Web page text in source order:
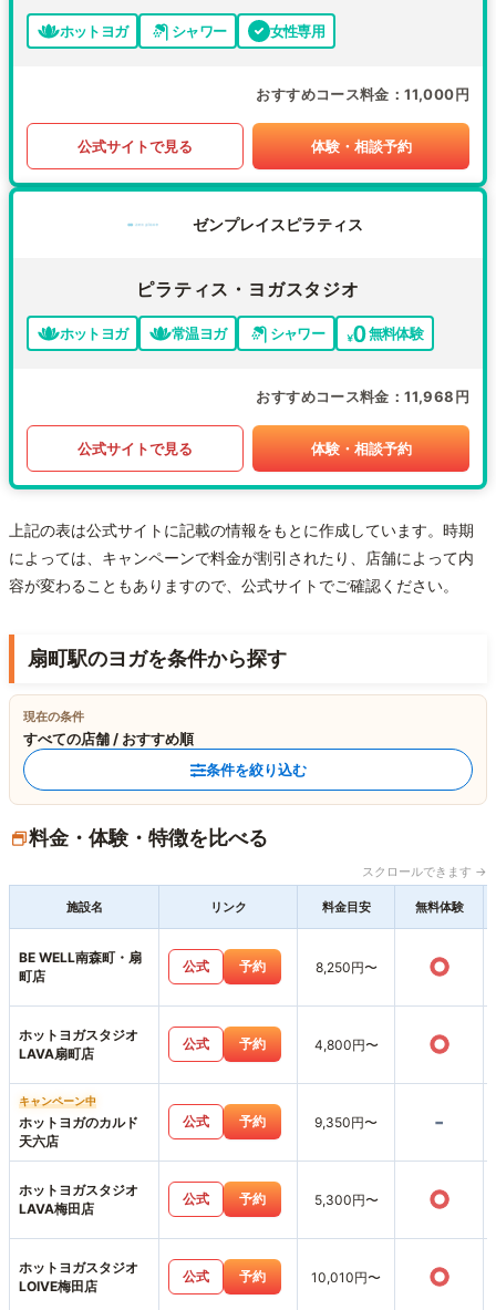
ホットヨガ シャワー 女性専用
おすすめコース料金 11,000円
公式サイトで見る 体験・相談予約
ゼンプレイスピラティス
ピラティス・ヨガスタジオ
ホットヨガ 常温ヨガ シャワー 無料体験
おすすめコース料金 11,968円
公式サイトで見る 体験・相談予約
上記の表は公式サイトに記載の情報をもとに作成しています。時期
によっては、キャンペーンで料金が割引されたり、店舗によって内
容が変わることもありますので、公式サイトでご確認ください。
扇町駅のヨガを条件から探す
現在の条件
すべての店舗 / おすすめ順
条件を絞り込む
料金・体験・特徴を比べる
スクロールできます →
施設名 リンク 料金目安 無料体験
BE WELL南森町・扇
町店
公式 予約 8,250円〜 ○
ホットヨガスタジオ
LAVA扇町店
公式 予約 4,800円〜 ○
キャンペーン中
ホットヨガのカルド
天六店
公式 予約 9,350円〜 -
ホットヨガスタジオ
LAVA梅田店
公式 予約 5,300円〜 ○
ホットヨガスタジオ
LOIVE梅田店
公式 予約 10,010円〜 ○